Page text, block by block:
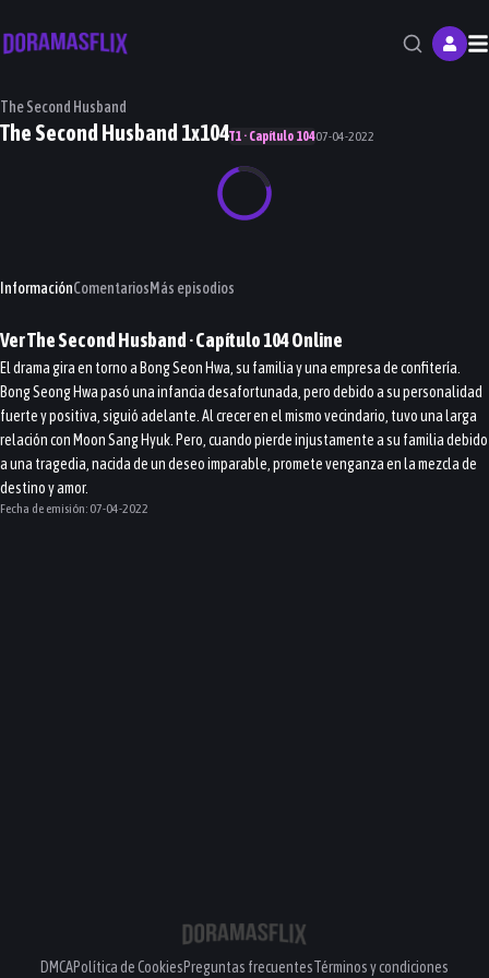
The Second Husband
The Second Husband 1x104T1 · Capítulo 10407-04-2022
InformaciónComentariosMás episodios
VerThe Second Husband· Capítulo104Online
El drama gira en torno a Bong Seon Hwa, su familia y una empresa de confitería.
Bong Seong Hwa pasó una infancia desafortunada, pero debido a su personalidad
fuerte y positiva, siguió adelante. Al crecer en el mismo vecindario, tuvo una larga
relación con Moon Sang Hyuk. Pero, cuando pierde injustamente a su familia debido
a una tragedia, nacida de un deseo imparable, promete venganza en la mezcla de
destino y amor.
Fecha de emisión: 07-04-2022
DMCAPolítica de CookiesPreguntas frecuentesTérminos y condiciones